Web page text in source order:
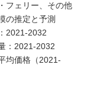
フェリー、その他
の推定と予測
2021-2032
：2021-2032
均価格（2021-